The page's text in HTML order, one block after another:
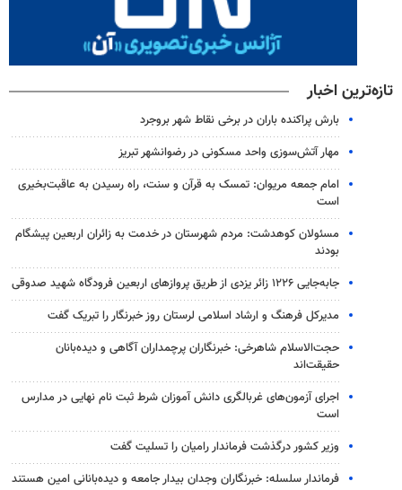
تازه‌ترین اخبار
بارش پراکنده باران در برخی نقاط شهر بروجرد
مهار آتش‌سوزی واحد مسکونی در رضوانشهر تبریز
امام جمعه مریوان: تمسک به قرآن و سنت، راه رسیدن به عاقبت‌بخیری
است
مسئولان کوهدشت: مردم شهرستان در خدمت به زائران اربعین پیشگام
بودند
جابه‌جایی ۱۲۲۶ زائر یزدی از طریق پروازهای اربعین فرودگاه شهید صدوقی
مدیرکل فرهنگ و ارشاد اسلامی لرستان روز خبرنگار را تبریک گفت
حجت‌الاسلام شاهرخی: خبرنگاران پرچمداران آگاهی و دیده‌بانان
حقیقت‌اند
اجرای آزمون‌های غربالگری دانش آموزان شرط ثبت نام نهایی در مدارس
است
وزیر کشور درگذشت فرماندار رامیان را تسلیت گفت
فرماندار سلسله: خبرنگاران وجدان بیدار جامعه و دیده‌بانانی امین هستند